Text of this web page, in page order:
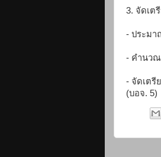
3. จัดเต
- ประมา
- คำนวณ
- จัดเตรี
(บอจ. 5)